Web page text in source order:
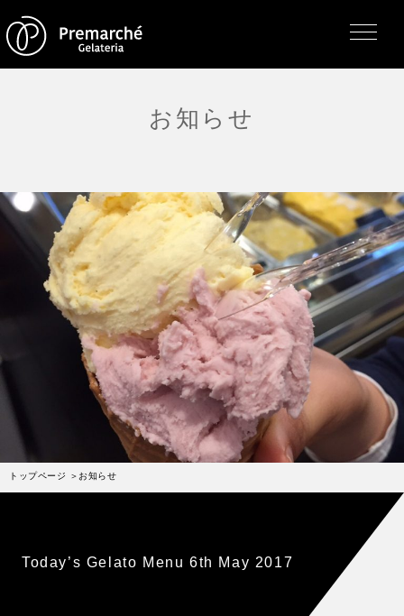
ジェラートについて
直営店・支店・分店
フレーバー（メニュー）
アレルゲン一覧
求人情報
通販のご案内
お知らせ・メディア掲載
プレマルシェジェラテリアについて
お知らせ
トップページ お知らせ
Today’s Gelato Menu 6th May 2017